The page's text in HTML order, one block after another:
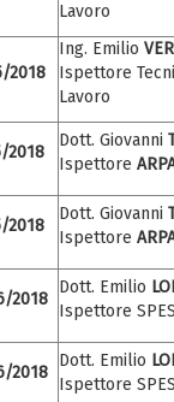
Lavoro
2018
Ing. Emilio
Ispettore
Lavoro
2018
Dott. Giovanni
Ispettore
2018
Dott. Giovanni
Ispettore
2018
Dott. Emilio
Ispettore
2018
Dott. Emilio
Ispettore